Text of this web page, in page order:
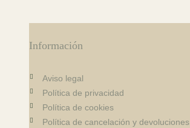
Información
Aviso legal
Política de privacidad
Política de cookies
Política de cancelación y devoluciones